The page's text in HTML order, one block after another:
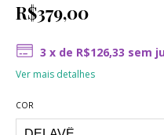
R$379,00
3 x de R$126,33 sem
Ver mais detalhes
COR